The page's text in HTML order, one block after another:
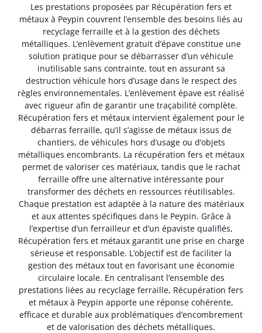
Les prestations proposées par Récupération fers et
métaux à Peypin couvrent l’ensemble des besoins liés au
recyclage ferraille et à la gestion des déchets
métalliques. L’enlèvement gratuit d’épave constitue une
solution pratique pour se débarrasser d’un véhicule
inutilisable sans contrainte, tout en assurant sa
destruction véhicule hors d’usage dans le respect des
règles environnementales. L’enlèvement épave est réalisé
avec rigueur afin de garantir une traçabilité complète.
Récupération fers et métaux intervient également pour le
débarras ferraille, qu’il s’agisse de métaux issus de
chantiers, de véhicules hors d’usage ou d’objets
métalliques encombrants. La récupération fers et métaux
permet de valoriser ces matériaux, tandis que le rachat
ferraille offre une alternative intéressante pour
transformer des déchets en ressources réutilisables.
Chaque prestation est adaptée à la nature des matériaux
et aux attentes spécifiques dans le Peypin. Grâce à
l’expertise d’un ferrailleur et d’un épaviste qualifiés,
Récupération fers et métaux garantit une prise en charge
sérieuse et responsable. L’objectif est de faciliter la
gestion des métaux tout en favorisant une économie
circulaire locale. En centralisant l’ensemble des
prestations liées au recyclage ferraille, Récupération fers
et métaux à Peypin apporte une réponse cohérente,
efficace et durable aux problématiques d’encombrement
et de valorisation des déchets métalliques.